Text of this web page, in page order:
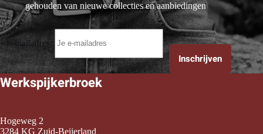
gehouden van nieuwe collecties en aanbiedingen
E-mailadres:
Werkspijkerbroek
Hogeweg 2
3284 KG Zuid-Beijerland